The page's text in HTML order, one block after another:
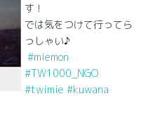
す！
では気をつけて行ってら
っしゃい♪
#miemon
#TW1000_NGO
#twimie #kuwana